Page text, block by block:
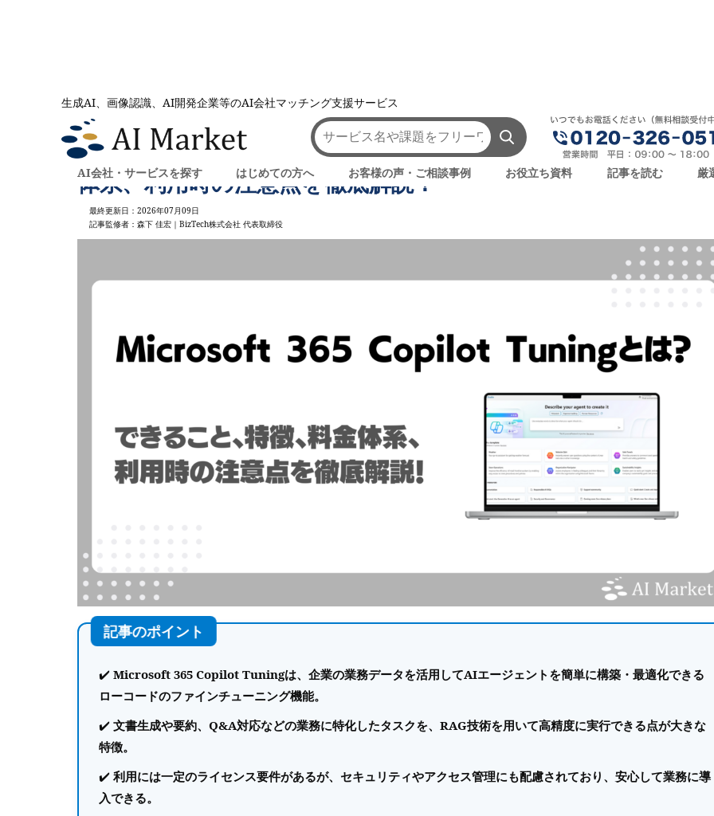
生成AI、画像認識、AI開発企業等のAI会社マッチング支援サービス
AI会社・サービスを探す はじめての方へ お客様の声・ご相談事例 お役立ち資料 記事を読む 厳
AI会社とのマッチングは AI Market 記事一覧 AIを学ぶ・知る Microsoft 365 Copilot Tuningとは？できること
Microsoft 365 Copilot Tuningとは？できること、特徴、料
体系、利用時の注意点を徹底解説！
最終更新日：2026年07月09日
記事監修者：森下 佳宏｜BizTech株式会社 代表取締役
Microsoft 365 Copilot Tuningは、企業の業務データを活用してAIエージェントを簡単に構築・最適化できる
ローコードのファインチューニング機能。
文書生成や要約、Q&A対応などの業務に特化したタスクを、RAG技術を用いて高精度に実行できる点が大きな
特徴。
利用には一定のライセンス要件があるが、セキュリティやアクセス管理にも配慮されており、安心して業務に導
入できる。